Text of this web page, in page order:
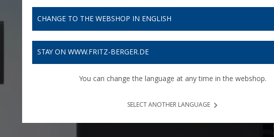
CHANGE TO THE WEBSHOP IN ENGLISH
STAY ON WWW.FRITZ-BERGER.DE
You can change the language at any time in the webshop.
SELECT ANOTHER LANGUAGE